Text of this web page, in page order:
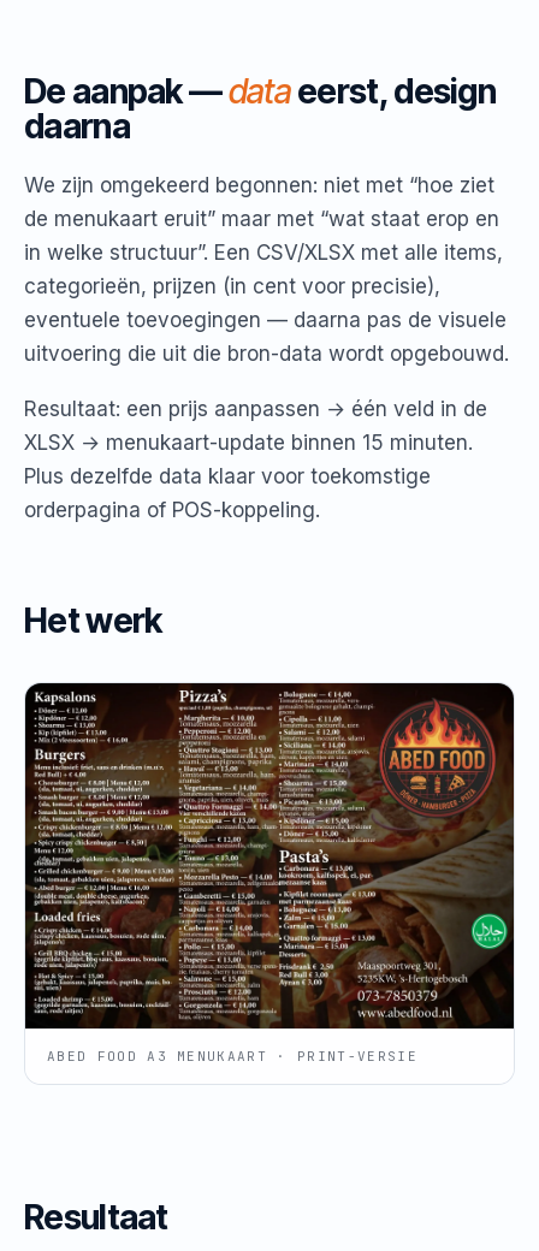
De aanpak —dataeerst, design
daarna
We zijn omgekeerd begonnen: niet met “hoe ziet
de menukaart eruit” maar met “wat staat erop en
in welke structuur”. Een CSV/XLSX met alle items,
categorieën, prijzen (in cent voor precisie),
eventuele toevoegingen — daarna pas de visuele
uitvoering die uit die bron-data wordt opgebouwd.
Resultaat: een prijs aanpassen → één veld in de
XLSX → menukaart-update binnen 15 minuten.
Plus dezelfde data klaar voor toekomstige
orderpagina of POS-koppeling.
Het werk
ABED FOOD A3 MENUKAART · PRINT-VERSIE
Resultaat